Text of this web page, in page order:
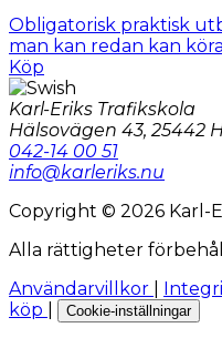
Obligatorisk praktisk
man kan redan kan
Köp
Karl-Eriks Trafikskola
Hälsovägen 43, 25442
042-14 00 51
info@karleriks.nu
Copyright © 2026 Karl-
Alla rättigheter
Användarvillkor
köp
Cookie-inställningar